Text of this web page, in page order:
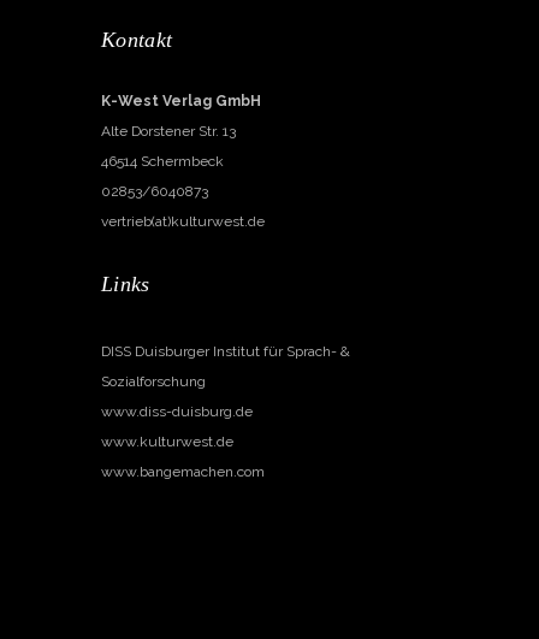
Kontakt
K-West Verlag GmbH
Alte Dorstener Str. 13
46514 Schermbeck
02853/6040873
vertrieb(at)kulturwest.de
Links
DISS Duisburger Institut für Sprach- &
Sozialforschung
www.diss-duisburg.de
www.kulturwest.de
www.bangemachen.com